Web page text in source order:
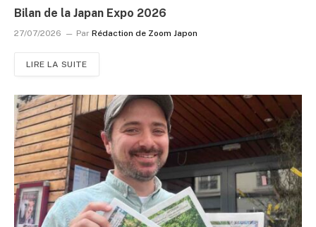
Bilan de la Japan Expo 2026
27/07/2026 Par Rédaction de Zoom Japon
LIRE LA SUITE